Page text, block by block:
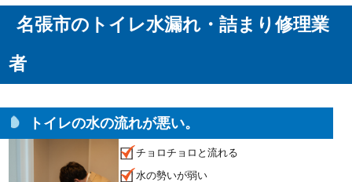
名張市のトイレ水漏れ・詰まり修理業
者
トイレの水の流れが悪い。
チョロチョロと流れる
水の勢いが弱い